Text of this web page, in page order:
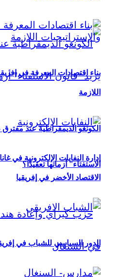
الكونغو الديمقراطية عند
الاستفتاء” أزماتها تعقيدًا؟
بناء اقتصادات المعرفة في
اللازمة
إدارة النفايات الإلكترونية في
الاقتصاد الأخضر في إفريقيا
الدور السياسي للشباب في